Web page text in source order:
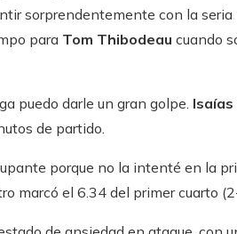
sorprendentemente con la seria
para Tom Thibodeau cuando
puedo darle un gran golpe.
de partido.
porque no la intenté en la
marcó el 6.34 del primer cuarto